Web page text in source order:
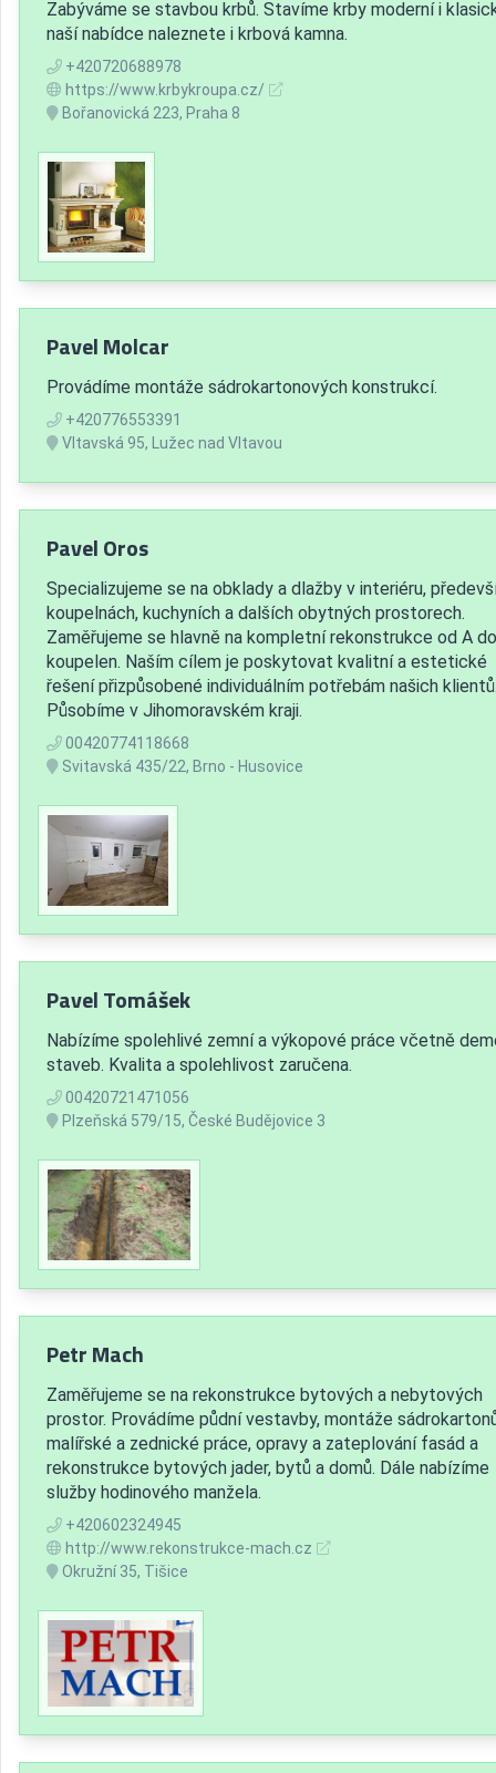
Zabýváme se stavbou krbů. Stavíme krby moderní i
naší nabídce naleznete i krbová kamna.
+420720688978
https://www.krbykroupa.cz/
Bořanovická 223, Praha 8
Pavel Molcar
Provádíme montáže sádrokartonových konstrukcí.
+420776553391
Vltavská 95, Lužec nad Vltavou
Pavel Oros
Specializujeme se na obklady a dlažby v interiéru,
koupelnách, kuchyních a dalších obytných prostorech.
Zaměřujeme se hlavně na kompletní rekonstrukce od A
koupelen. Naším cílem je poskytovat kvalitní a estetické
řešení přizpůsobené individuálním potřebám našich
Působíme v Jihomoravském kraji.
00420774118668
Svitavská 435/22, Brno - Husovice
Pavel Tomášek
Nabízíme spolehlivé zemní a výkopové práce včetně
staveb. Kvalita a spolehlivost zaručena.
00420721471056
Plzeňská 579/15, České Budějovice 3
Petr Mach
Zaměřujeme se na rekonstrukce bytových a nebytových
prostor. Provádíme půdní vestavby, montáže
malířské a zednické práce, opravy a zateplování fasád a
rekonstrukce bytových jader, bytů a domů. Dále nabízíme
služby hodinového manžela.
+420602324945
http://www.rekonstrukce-mach.cz
Okružní 35, Tišice